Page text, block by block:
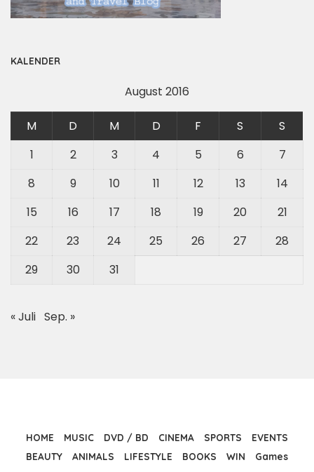
KALENDER
August 2016
M D M D F S
S
1
2 3 4 5 6
7
8
9 10 11 12 13
14
15
16 17 18 19 20
21
22
23 24 25 26 27
28
29
30 31
« Juli Sep. »
HOME MUSIC DVD / BD CINEMA SPORTS
EVENTS
BEAUTY
ANIMALS LIFESTYLE BOOKS WIN
Games